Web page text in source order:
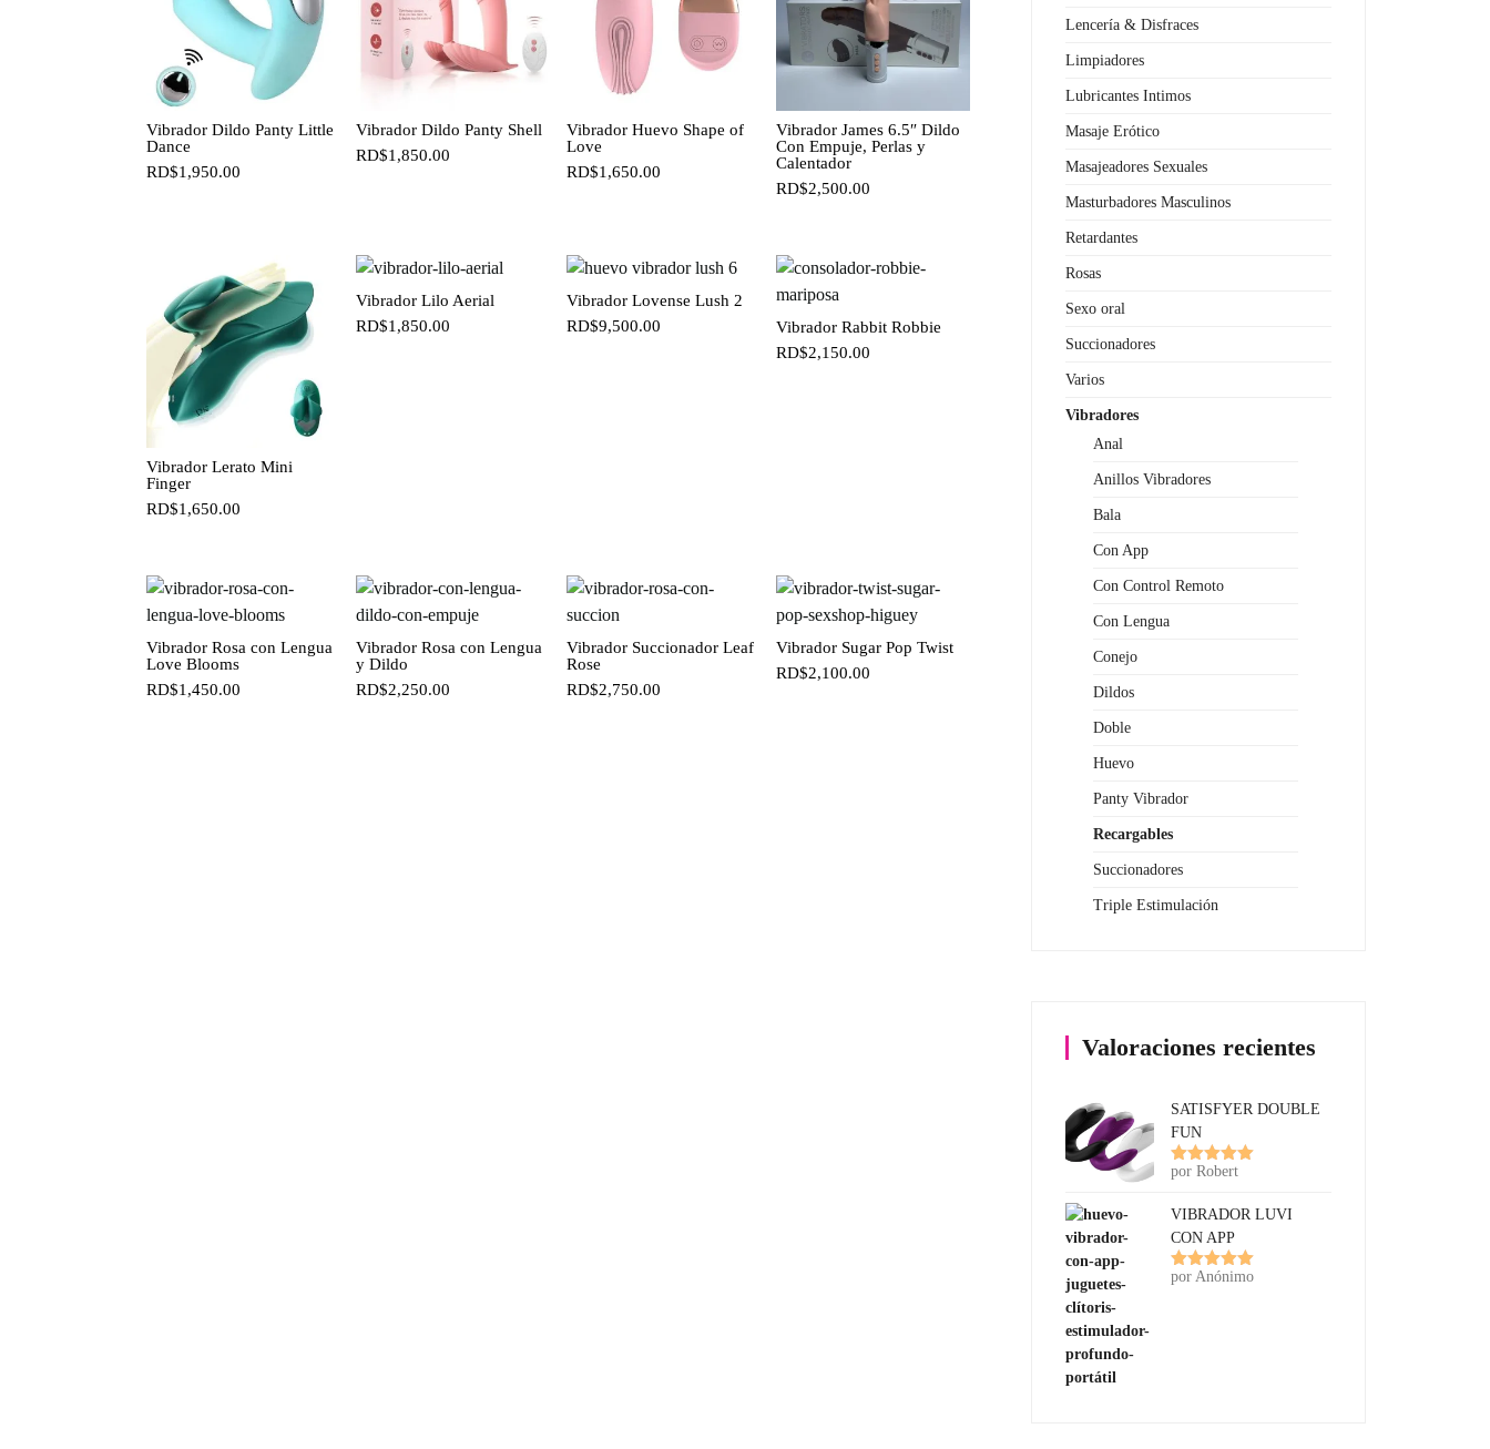
Vibrador Dildo Panty Little
Dance
RD$1,950.00
Vibrador Dildo Panty Shell
RD$1,850.00
Vibrador Huevo Shape of
Love
RD$1,650.00
Vibrador James 6.5″ Dildo
Con Empuje, Perlas y
Calentador
RD$2,500.00
Vibrador Lerato Mini
Finger
RD$1,650.00
Vibrador Lilo Aerial
RD$1,850.00
Vibrador Lovense Lush 2
RD$9,500.00
Vibrador Rabbit Robbie
RD$2,150.00
Vibrador Rosa con Lengua
Love Blooms
RD$1,450.00
Vibrador Rosa con Lengua
y Dildo
RD$2,250.00
Vibrador Succionador Leaf
Rose
RD$2,750.00
Vibrador Sugar Pop Twist
RD$2,100.00
Lencería & Disfraces
Limpiadores
Lubricantes Intimos
Masaje Erótico
Masajeadores Sexuales
Masturbadores Masculinos
Retardantes
Rosas
Sexo oral
Succionadores
Varios
Vibradores
Anal
Anillos Vibradores
Bala
Con App
Con Control Remoto
Con Lengua
Conejo
Dildos
Doble
Huevo
Panty Vibrador
Recargables
Succionadores
Triple Estimulación
Valoraciones recientes
SATISFYER DOUBLE
FUN
Valorado
por Robert
VIBRADOR LUVI
CON APP
Valorado
por Anónimo